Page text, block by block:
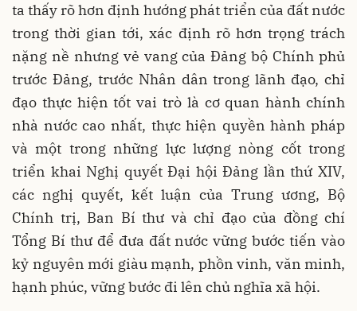
ta thấy rõ hơn định hướng phát triển của đất nước
trong thời gian tới, xác định rõ hơn trọng trách
nặng nề nhưng vẻ vang của Đảng bộ Chính phủ
trước Đảng, trước Nhân dân trong lãnh đạo, chỉ
đạo thực hiện tốt vai trò là cơ quan hành chính
nhà nước cao nhất, thực hiện quyền hành pháp
và một trong những lực lượng nòng cốt trong
triển khai Nghị quyết Đại hội Đảng lần thứ XIV,
các nghị quyết, kết luận của Trung ương, Bộ
Chính trị, Ban Bí thư và chỉ đạo của đồng chí
Tổng Bí thư để đưa đất nước vững bước tiến vào
kỷ nguyên mới giàu mạnh, phồn vinh, văn minh,
hạnh phúc, vững bước đi lên chủ nghĩa xã hội.